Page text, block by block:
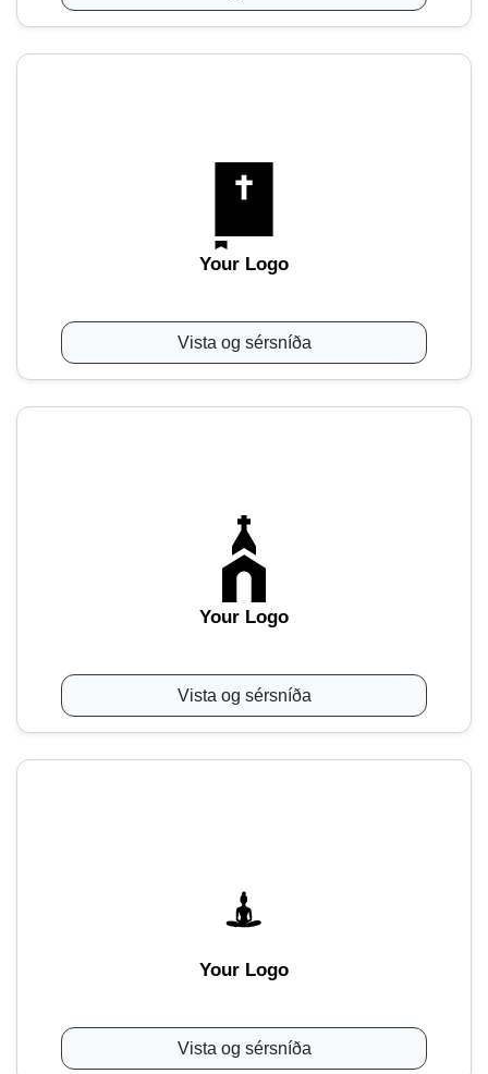
Your Logo
Vista og sérsníða
Your Logo
Vista og sérsníða
Your Logo
Vista og sérsníða